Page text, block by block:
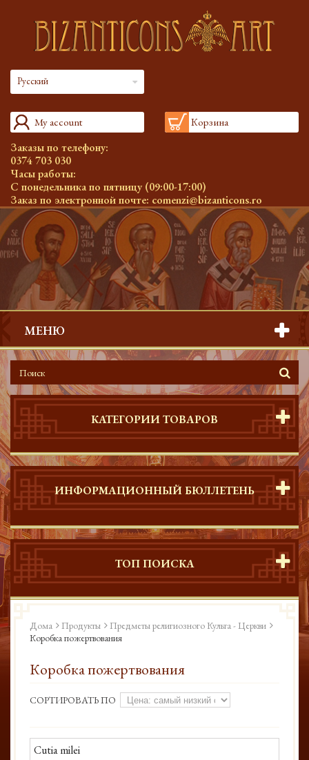
Русский
My account Корзина
Заказы по телефону:
0374 703 030
Часы работы:
С понедельника по пятницу (09:00-17:00)
Заказ по электронной почте: comenzi@bizanticons.ro
МЕНЮ
КАТЕГОРИИ ТОВАРОВ
ИНФОРМАЦИОННЫЙ БЮЛЛЕТЕНЬ
ТОП ПОИСКА
Дома Продукты
Предметы религиозного Культа - Церкви
Коробка пожертвования
Коробка пожертвования
СОРТИРОВАТЬ ПО
Cutia milei